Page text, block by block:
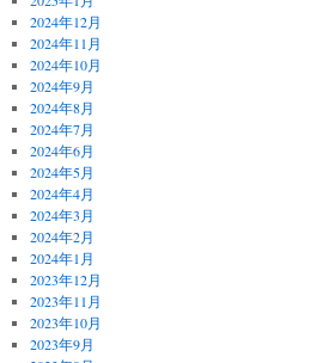
2024年12月
2024年11月
2024年10月
2024年9月
2024年8月
2024年7月
2024年6月
2024年5月
2024年4月
2024年3月
2024年2月
2024年1月
2023年12月
2023年11月
2023年10月
2023年9月